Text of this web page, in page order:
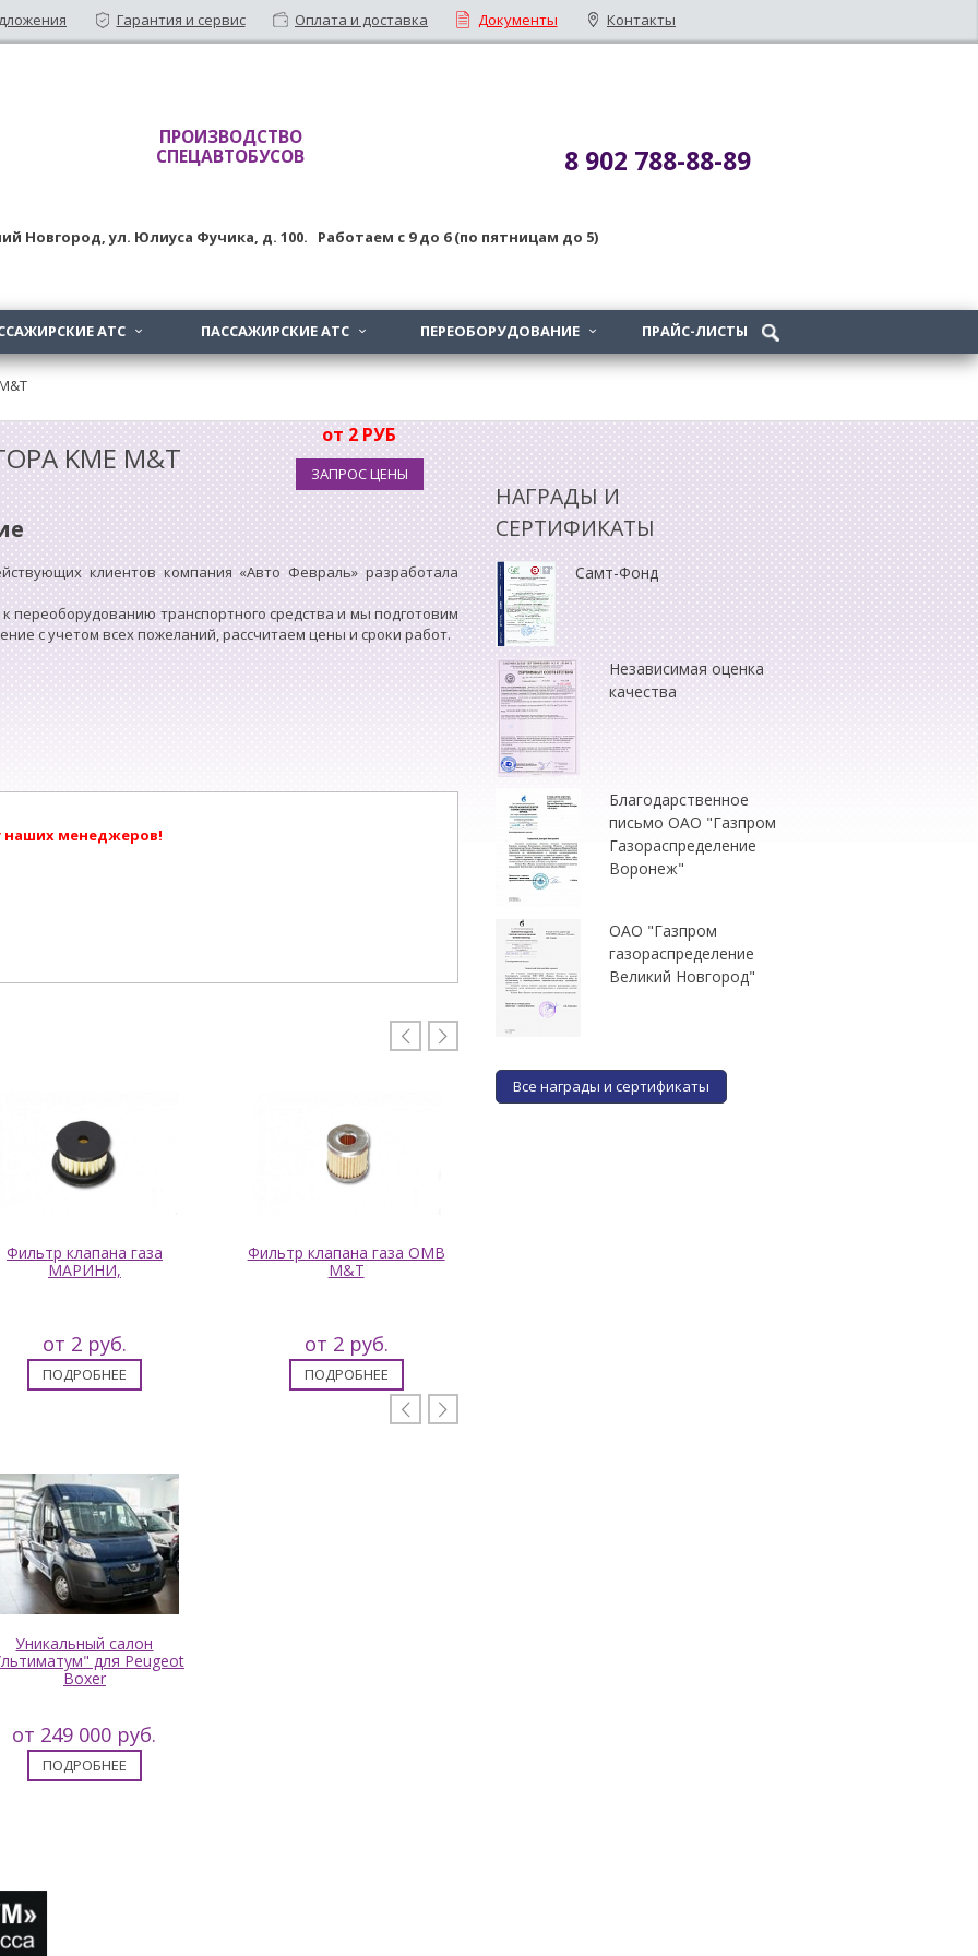
Гарантия и сервис Оплата и доставка Документы Контакты
ПРОИЗВОДСТВО
СПЕЦАВТОБУСОВ
8 902 788-88-89
Новгород,ул. Юлиуса Фучика, д. 100. Работаем с 9до 6 (по пятницам до 5)
АТС  ПАССАЖИРСКИЕ АТС  ПЕРЕОБОРУДОВАНИЕ  ПРАЙС-ЛИСТЫ
НАГРАДЫ И
СЕРТИФИКАТЫ
Самт-Фонд
Независимая оценка
качества
Благодарственное
письмо ОАО "Газпром
Газораспределение
Воронеж"
ОАО "Газпром
газораспределение
Великий Новгород"
Все награды и сертификаты
KME M&T
от 2 РУБ
ЗАПРОС ЦЕНЫ
клиентов компания «Авто Февраль» разработала
переоборудованию транспортного средства и мы подготовим
с учетом всех пожеланий, рассчитаем цены и сроки работ.
наших менеджеров!
 
Фильтр клапана газа
МАРИНИ,
от 2 руб.
ПОДРОБНЕЕ
Фильтр клапана газа OMB
M&T
от 2 руб.
ПОДРОБНЕЕ
 
Уникальный салон
для Peugeot
Boxer
от 249 000 руб.
ПОДРОБНЕЕ